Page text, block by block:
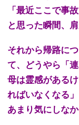
「最近ここで事
と思った瞬間、
それから帰路に
て、どうやら「
母は霊感がある
ればいなくなる
あまり気にしなか